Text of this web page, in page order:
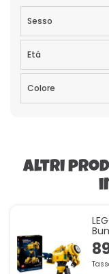
Sesso
Etá
Colore
Altri